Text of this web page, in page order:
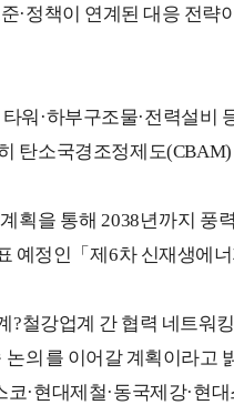
·정책이 연계된 대응 전략
워 ·하부구조물·전력설비
탄소국경조정제도
획을 통해2038년까지 풍
예정인 「 제 6차 신재생에
?철강업계 간 협력 네트워킹
의 를 이어갈 계획이라고
코·현대제철·동국제강·현대